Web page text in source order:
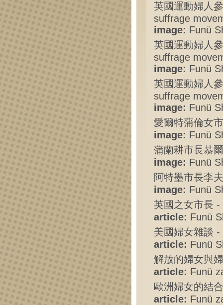
英國運動婦人
suffrage
image: Funü
英國運動婦人
suffrage
image: Funü
英國運動婦人
suffrage
image: Funü
愛爾特蒲倫女
image: Funü
蒲蘭耕市長慕
image: Funü
阿特墨市長李
image: Funü
英國之女市長
article: Funü
美國婦女雜談
article: Funü
解放的婦女與
article: Funü
歐洲婦女的結
article: Funü